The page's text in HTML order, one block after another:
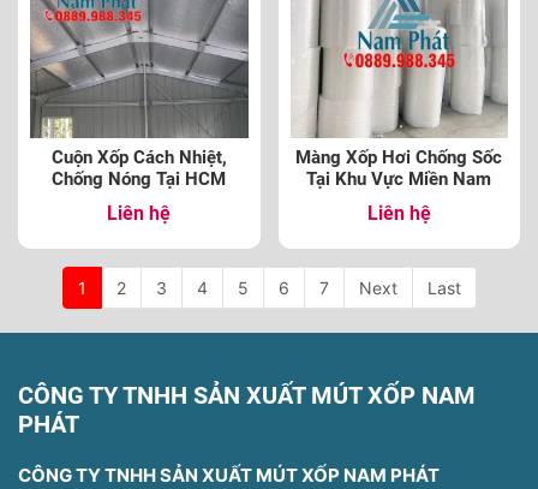
Cuộn Xốp Cách Nhiệt,
Chống Nóng Tại HCM
Liên hệ
Màng Xốp Hơi Chống Sốc
Tại Khu Vực Miền Nam
Liên hệ
1 2 3 4 5 6 7 Next Last
CÔNG TY TNHH SẢN XUẤT MÚT XỐP NAM
PHÁT
CÔNG TY TNHH SẢN XUẤT MÚT XỐP NAM PHÁT